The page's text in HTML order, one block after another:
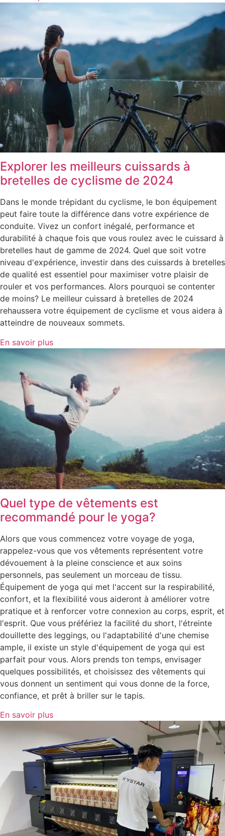
Explorer les meilleurs cuissards à
bretelles de cyclisme de 2024
Dans le monde trépidant du cyclisme, le bon équipement
peut faire toute la différence dans votre expérience de
conduite. Vivez un confort inégalé, performance et
durabilité à chaque fois que vous roulez avec le cuissard à
bretelles haut de gamme de 2024. Quel que soit votre
niveau d'expérience, investir dans des cuissards à bretelles
de qualité est essentiel pour maximiser votre plaisir de
rouler et vos performances. Alors pourquoi se contenter
de moins? Le meilleur cuissard à bretelles de 2024
rehaussera votre équipement de cyclisme et vous aidera à
atteindre de nouveaux sommets.
En savoir plus
Quel type de vêtements est
recommandé pour le yoga?
Alors que vous commencez votre voyage de yoga,
rappelez-vous que vos vêtements représentent votre
dévouement à la pleine conscience et aux soins
personnels, pas seulement un morceau de tissu.
Équipement de yoga qui met l'accent sur la respirabilité,
confort, et la flexibilité vous aideront à améliorer votre
pratique et à renforcer votre connexion au corps, esprit, et
l'esprit. Que vous préfériez la facilité du short, l'étreinte
douillette des leggings, ou l'adaptabilité d'une chemise
ample, il existe un style d'équipement de yoga qui est
parfait pour vous. Alors prends ton temps, envisager
quelques possibilités, et choisissez des vêtements qui
vous donnent un sentiment qui vous donne de la force,
confiance, et prêt à briller sur le tapis.
En savoir plus